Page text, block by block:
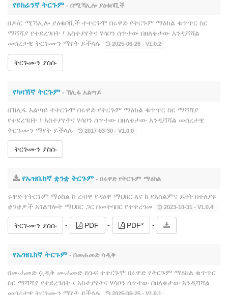
የዩክሬንኛ ትርጉም- በሚኻኢሎ ያዕቁቦቪች
በዶ/ር ሚኻኢሎ ያዕቁቦቪች ተተርጉሞ በሩዋድ የትርጉም ማዕከል ቁጥጥር ስር
ማሻሻያ የተደረገበት ፤ አስተያየትና ሃሳቦን ሰጥተው በዘለቄታው እንዲሻሻል
መሰረታዊ ትርጉሙን ማየት ይችላሉ
2025-06-26 - V1.0.2
ትርጉሙን ያስሱ
የካዛኽኛ ትርጉም- ኸሊፋ አልጣይ
በኸሊፋ አልጣይ ተተርጉሞ በሩዋድ የትርጉም ማዕከል ቁጥጥር ስር ማሻሻያ
የተደረገበት ፤ አስተያየትና ሃሳቦን ሰጥተው በዘለቄታው እንዲሻሻል መሰረታዊ
ትርጉሙን ማየት ይችላሉ
2017-03-30 - V1.0.0
ትርጉሙን ያስሱ
የኡዝቤክኛ ቋንቋ ትርጉም- በሩዋድ የትርጉም ማዕከል
ሩዋድ የትርጉም ማዕከል ከ ረብዋ የዳዕዋ ማህበር እና ከ የእስልምና ይዘት በተለያዩ
ቋንቋዎች አገልግሎት ማህበር ጋር በመተባበር የተተረጎመ
2023-10-31 - V1.0.4
ትርጉሙን ያስሱ - PDF - PDF* -
የኡዝቤክኛ ትርጉም- በመሐመድ ሳዲቅ
በሙሐመድ ሷዲቅ ሙሐመድ ዩሱፍ ተተርጉሞ በሩዋድ የትርጉም ማዕከል ቁጥጥር
ስር ማሻሻያ የተደረገበት ፤ አስተያየትና ሃሳቦን ሰጥተው በዘለቄታው እንዲሻሻል
መሰረታዊ ትርጉሙን ማየት ይችላሉ
2025-06-25 - V1.0.1